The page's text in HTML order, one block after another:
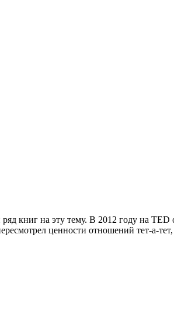
книг на эту тему. В 2012 году на TED
ценности отношений тет-а-